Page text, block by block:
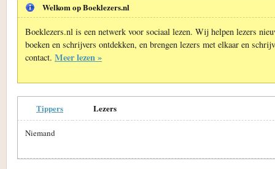
Welkom op Boeklezers.nl
Boeklezers.nl is een netwerk voor sociaal lezen. Wij helpen lezers
boeken en schrijvers ontdekken, en brengen lezers met elkaar en
contact. Meer lezen »
Tippers Lezers
Niemand